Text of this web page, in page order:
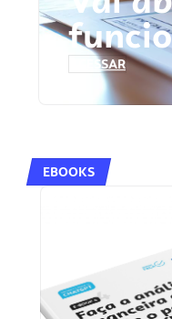
ACESSAR
EBOOKS